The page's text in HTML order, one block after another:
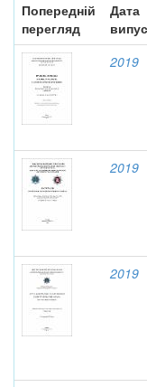
Попередній
перегляд
Дата
2019
2019
2019